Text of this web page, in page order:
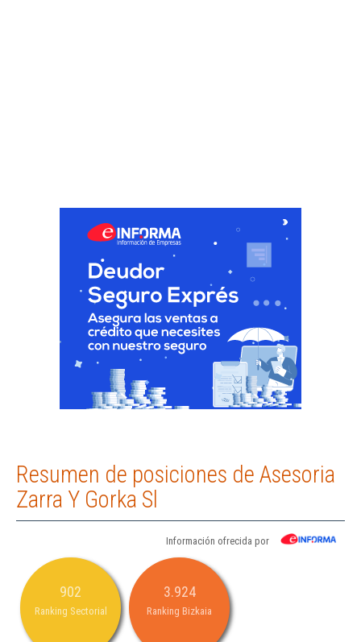
Resumen de posiciones de Asesoria
Zarra Y Gorka Sl
Información ofrecida por
902
Ranking Sectorial
3.924
Ranking Bizkaia